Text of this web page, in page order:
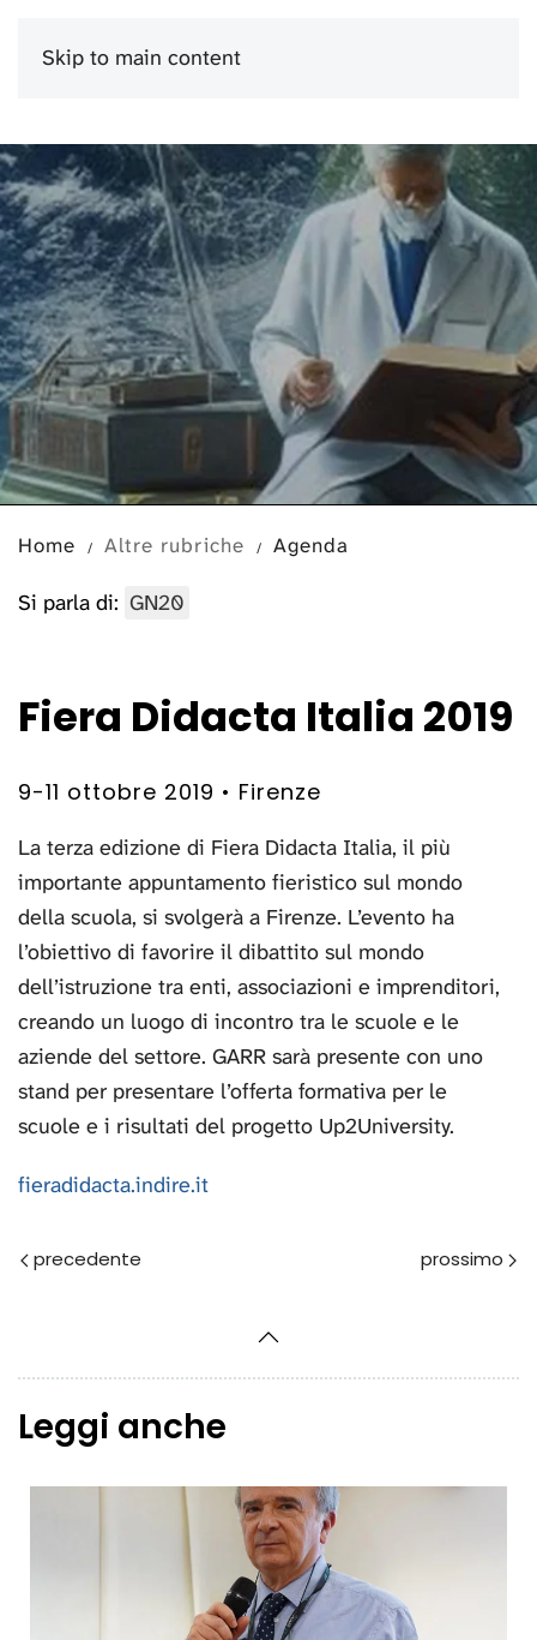
Skip to main content
Home Altre rubriche Agenda
Si parla di: GN20
Fiera Didacta Italia 2019
9-11 ottobre 2019 • Firenze
La terza edizione di Fiera Didacta Italia, il più
importante appuntamento fieristico sul mondo
della scuola, si svolgerà a Firenze. L’evento ha
l’obiettivo di favorire il dibattito sul mondo
dell’istruzione tra enti, associazioni e imprenditori,
creando un luogo di incontro tra le scuole e le
aziende del settore. GARR sarà presente con uno
stand per presentare l’offerta formativa per le
scuole e i risultati del progetto Up2University.
fieradidacta.indire.it
Leggi anche